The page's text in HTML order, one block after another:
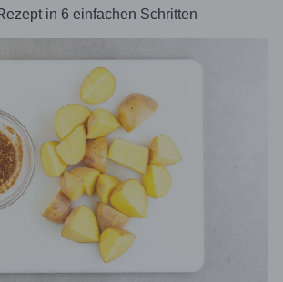
in 6 einfachen Schritten